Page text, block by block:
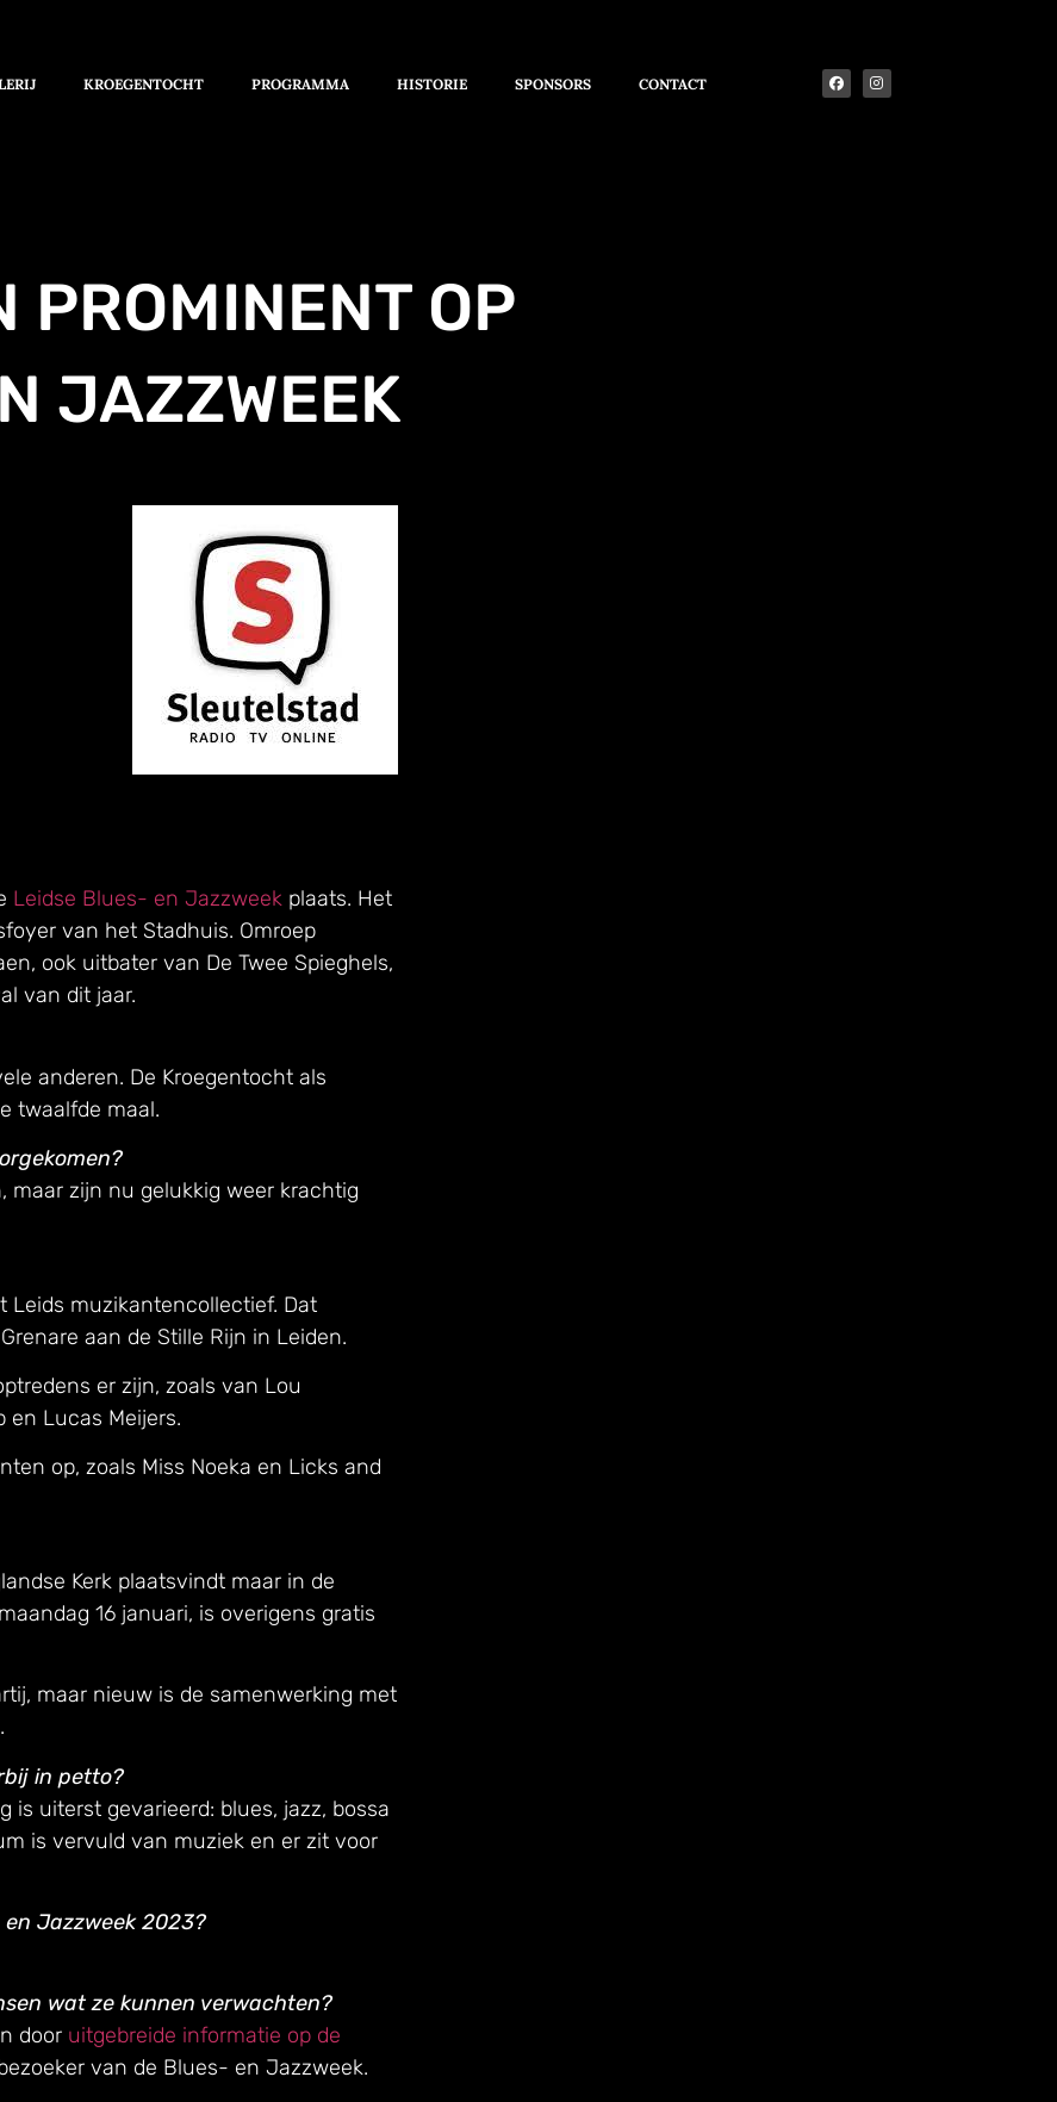
KROEGENTOCHT PROGRAMMA HISTORIE SPONSORS CONTACT
PROMINENT OP
JAZZWEEK
Leidse Blues- en Jazzweek plaats. Het
van het Stadhuis. Omroep
ook uitbater van De Twee Spieghels,
van dit jaar.
anderen. De Kroegentocht als
twaalfde maal.
maar zijn nu gelukkig weer krachtig
Leids muzikantencollectief. Dat
aan de Stille Rijn in Leiden.
er zijn, zoals van Lou
en Lucas Meijers.
op, zoals Miss Noeka en Licks and
Kerk plaatsvindt maar in de
16 januari, is overigens gratis
maar nieuw is de samenwerking met
in petto?
is uiterst gevarieerd: blues, jazz, bossa
is vervuld van muziek en er zit voor
Jazzweek 2023?
wat ze kunnen verwachten?
door uitgebreide informatie op de
van de Blues- en Jazzweek.